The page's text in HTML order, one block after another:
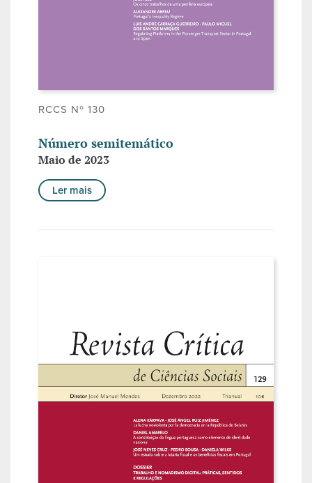
RCCS Nº 130
Número semitemático
Maio de 2023
Ler mais